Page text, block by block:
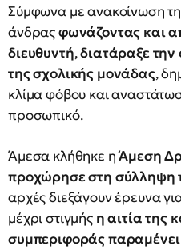
Σύμφωνα με ανακοίνωση
άνδραςφωνάζοντας και
διευθυντή,διατάραξε την
της σχολικής μονάδας,
κλίμα φόβου και
προσωπικό.
Άμεσα κλήθηκε ηΆμεση
προχώρησε στη σύλληψη
αρχές διεξάγουν έρευνα
μέχρι στιγμής η αιτία της
συμπεριφοράς